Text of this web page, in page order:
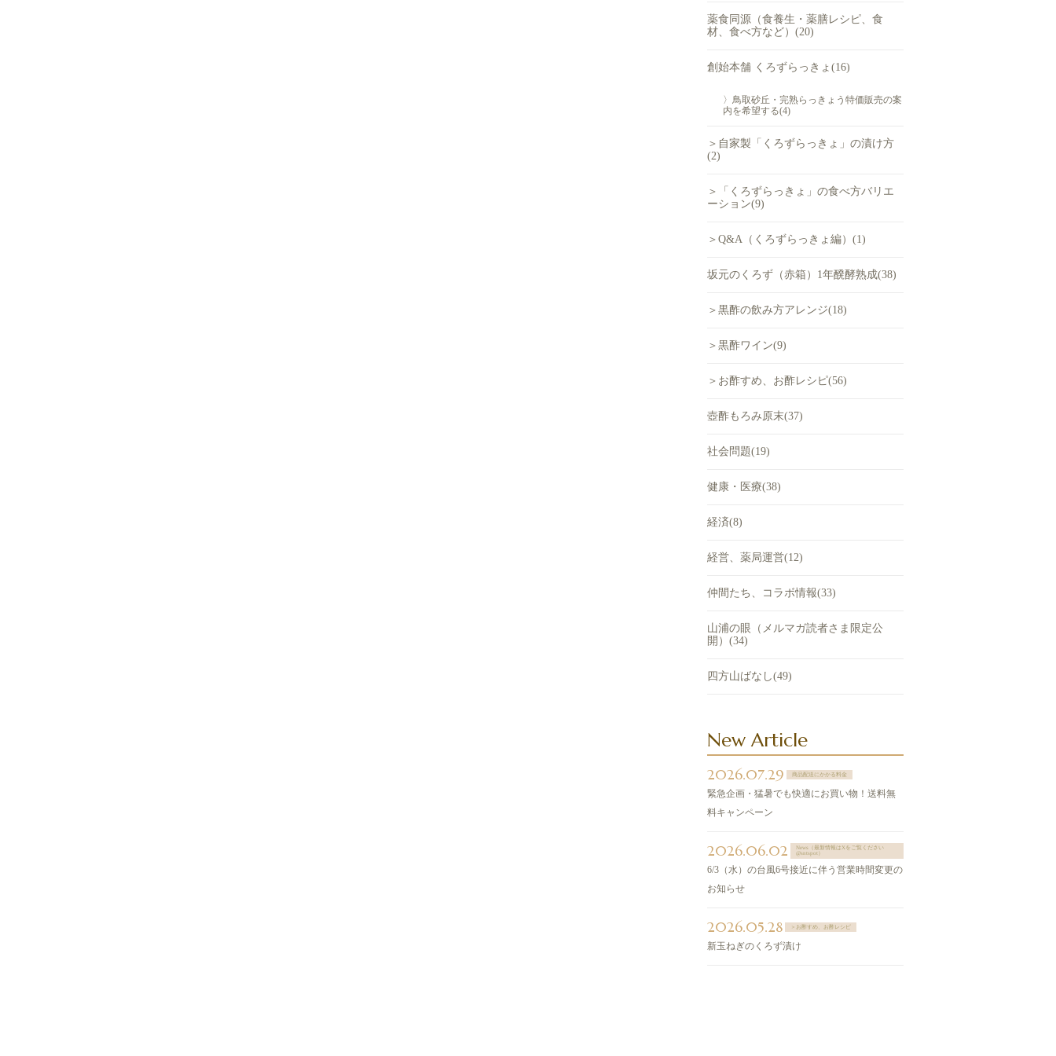
薬食同源（食養生・薬膳レシピ、食
材、食べ方など）(20)
創始本舗 くろずらっきょ(16)
〉鳥取砂丘・完熟らっきょう特価販売の案
内を希望する(4)
＞自家製「くろずらっきょ」の漬け方
(2)
＞「くろずらっきょ」の食べ方バリエ
ーション(9)
＞Q&A（くろずらっきょ編）(1)
坂元のくろず（赤箱）1年醗酵熟成(38)
＞黒酢の飲み方アレンジ(18)
＞黒酢ワイン(9)
＞お酢すめ、お酢レシピ(56)
壺酢もろみ原末(37)
社会問題(19)
健康・医療(38)
経済(8)
経営、薬局運営(12)
仲間たち、コラボ情報(33)
山浦の眼（メルマガ読者さま限定公
開）(34)
四方山ばなし(49)
New Article
2026.07.29 商品配送にかかる料金
緊急企画・猛暑でも快適にお買い物！送料無
料キャンペーン
2026.06.02
News（最新情報はXをご覧ください
@sntspot）
6/3（水）の台風6号接近に伴う営業時間変更の
お知らせ
2026.05.28 ＞お酢すめ、お酢レシピ
新玉ねぎのくろず漬け